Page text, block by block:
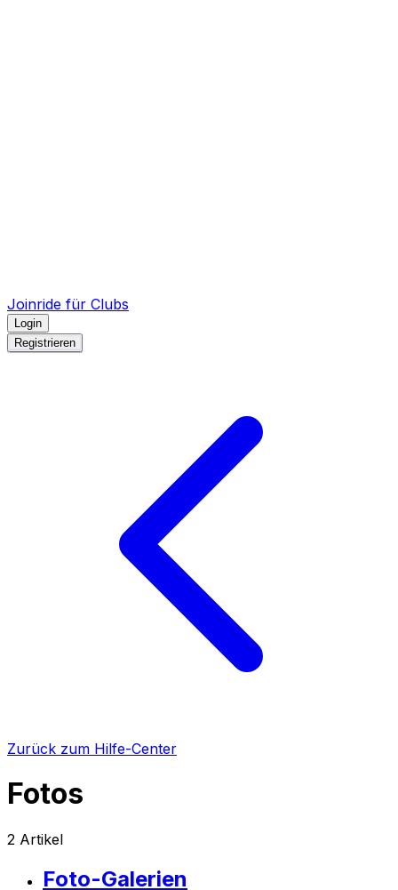
Joinride für Clubs
Login
Registrieren
Zurück zum Hilfe-Center
Fotos
2 Artikel
Foto-Galerien